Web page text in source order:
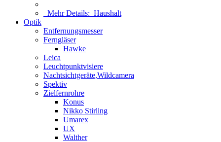
Mehr Details: Haushalt
Optik
Entfernungsmesser
Ferngläser
Hawke
Leica
Leuchtpunktvisiere
Nachtsichtgeräte,Wildcamera
Spektiv
Zielfernrohre
Konus
Nikko Stirling
Umarex
UX
Walther